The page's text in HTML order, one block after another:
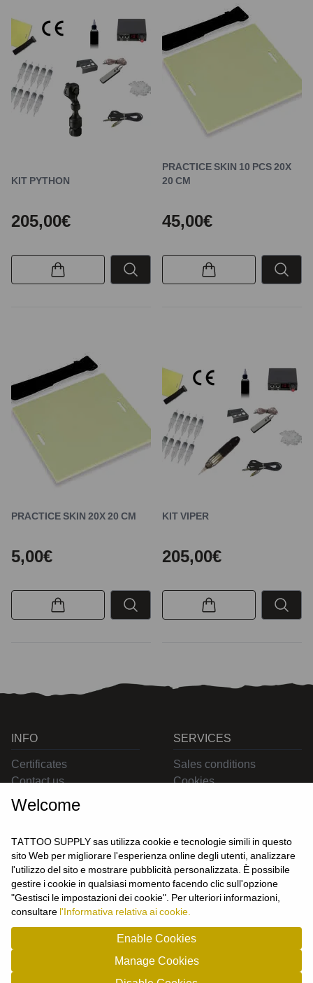
KIT PYTHON
205,00€
PRACTICE SKIN 10 PCS 20X
20 CM
45,00€
PRACTICE SKIN 20X 20 CM
5,00€
KIT VIPER
205,00€
CONTACT US
INFO
Certificates
Contact us
SERVICES
Sales conditions
Cookies
USER
Login
Join us
Welcome
TATTOO SUPPLY sas utilizza cookie e tecnologie simili in questo
sito Web per migliorare l'esperienza online degli utenti, analizzare
l'utilizzo del sito e mostrare pubblicità personalizzata. È possibile
gestire i cookie in qualsiasi momento facendo clic sull'opzione
"Gestisci le impostazioni dei cookie". Per ulteriori informazioni,
consultare l'Informativa relativa ai cookie.
Enable Cookies
Manage Cookies